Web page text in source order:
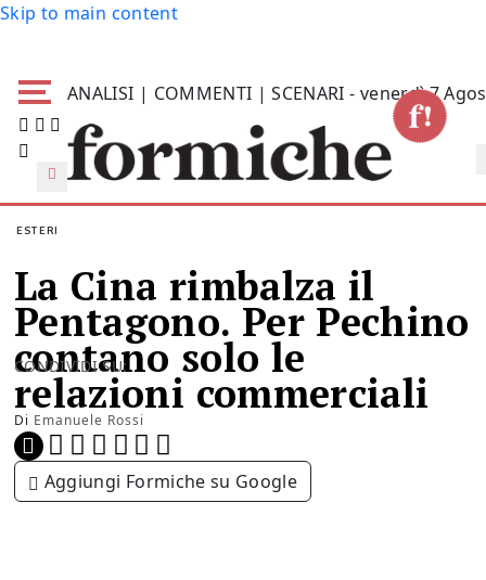
Skip to main content
ANALISI | COMMENTI | SCENARI - venerdì 7
ESTERI
La Cina rimbalza il
Pentagono. Per Pechino
contano solo le
relazioni commerciali
Di Emanuele Rossi
CONDIVIDI SU:
Aggiungi Formiche su Google